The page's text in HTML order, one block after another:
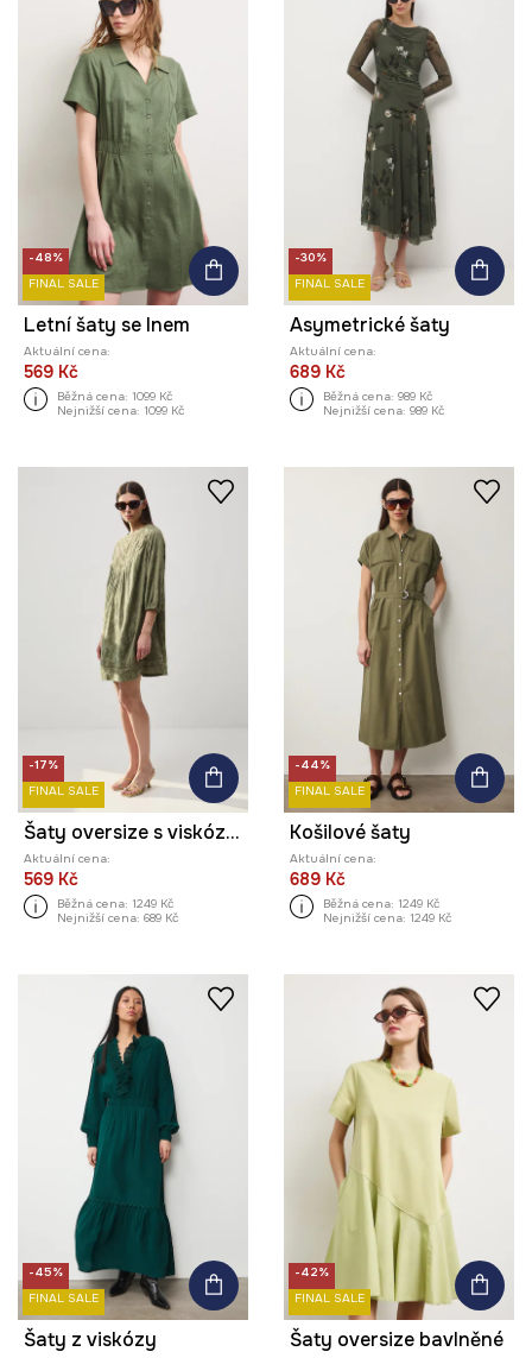
-48%
FINAL SALE
Letní šaty se lnem
Aktuální cena:
569 Kč
Běžná cena: 1099 Kč
Nejnižší cena: 1099 Kč
-30%
FINAL SALE
Asymetrické šaty
Aktuální cena:
689 Kč
Běžná cena: 989 Kč
Nejnižší cena: 989 Kč
-17%
FINAL SALE
Šaty oversize s viskózou s krajkovými vsadkami
Aktuální cena:
569 Kč
Běžná cena: 1249 Kč
Nejnižší cena: 689 Kč
-44%
FINAL SALE
Košilové šaty
Aktuální cena:
689 Kč
Běžná cena: 1249 Kč
Nejnižší cena: 1249 Kč
-45%
FINAL SALE
Šaty z viskózy
-42%
FINAL SALE
Šaty oversize bavlněné